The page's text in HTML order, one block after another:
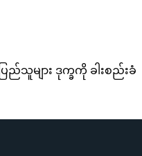
များ ဒုက္ခကို ခါးစည်းခံ